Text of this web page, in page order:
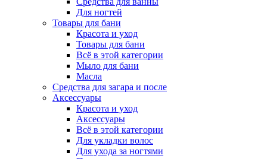
Для ногтей
Товары для бани
Красота и уход
Товары для бани
Всё в этой категории
Мыло для бани
Масла
Средства для загара и после
Аксессуары
Красота и уход
Аксессуары
Всё в этой категории
Для укладки волос
Для ухода за ногтями